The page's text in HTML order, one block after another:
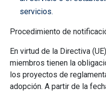
servicios.
Procedimiento de
En virtud de la Directiva
miembros tienen la
los proyectos de
adopción. A partir de la